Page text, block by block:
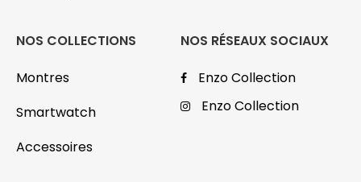
NOS COLLECTIONS
Montres
Smartwatch
Accessoires
NOS RÉSEAUX SOCIAUX
Enzo Collection
Enzo Collection